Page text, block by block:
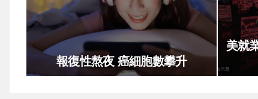
報復性熬夜 癌細胞數攀升
美就